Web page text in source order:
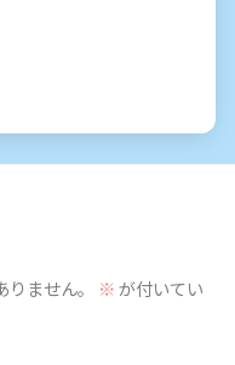
ません。 ※が付いてい